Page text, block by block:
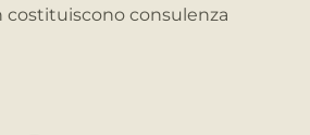
costituiscono consulenza